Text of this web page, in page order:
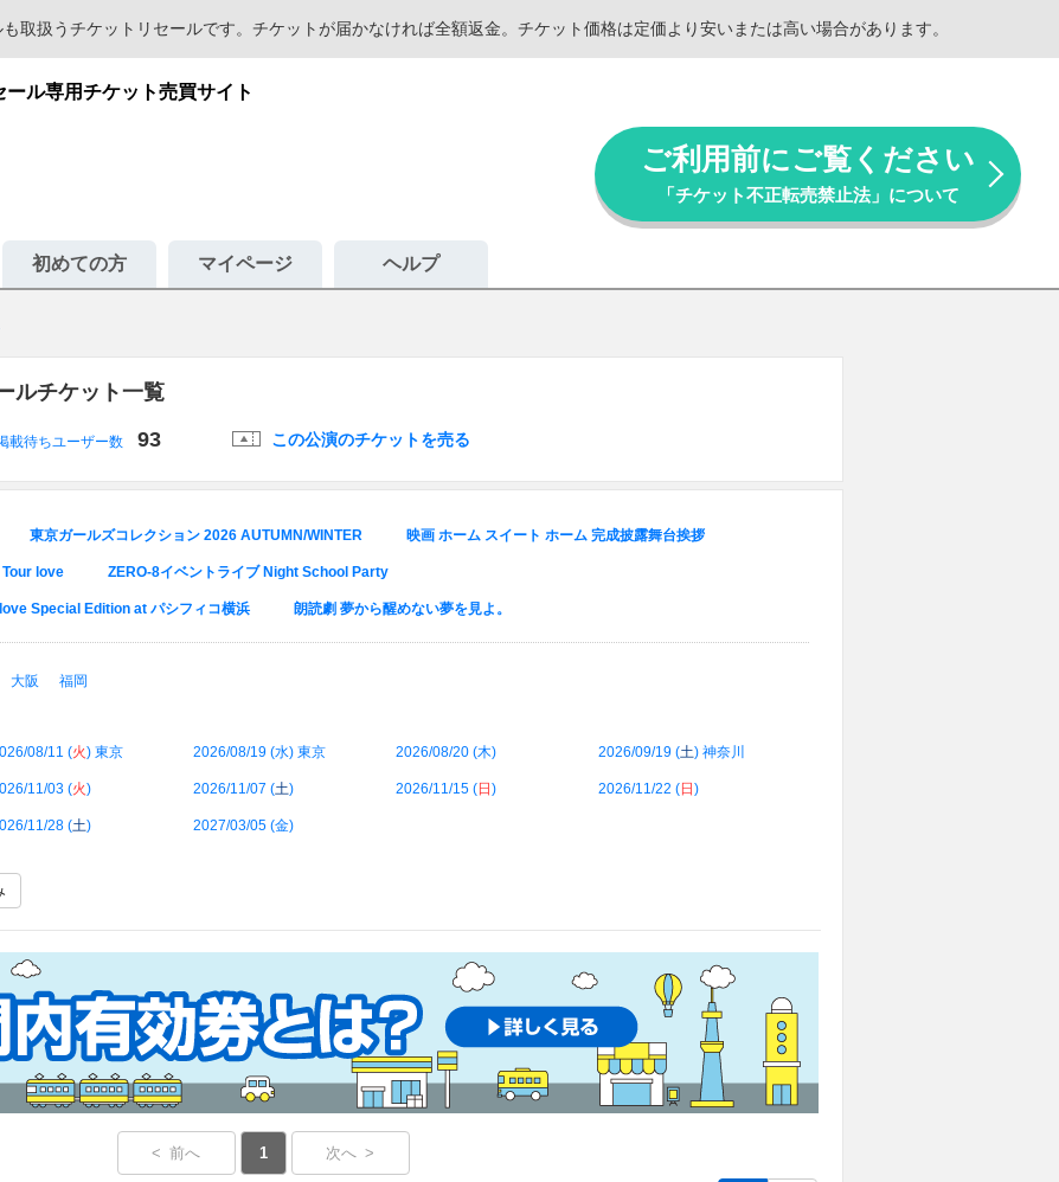
取扱うチケットリセールです。チケットが届かなければ全額返金。チケット価格は定価より安いまたは高い場合があります。
ル専用チケット売買サイト
ご利用前にご覧ください
「チケット不正転売禁止法」について
初めての方 マイページ ヘルプ
ルチケット一覧
載待ちユーザー数 93 この公演のチケットを売る
東京ガールズコレクション 2026 AUTUMN/WINTER 映画 ホーム スイート ホーム 完成披露舞台挨拶
Tour love ZERO-8イベントライブ Night School Party
Special Edition at パシフィコ横浜 朗読劇 夢から醒めない夢を見よ。
大阪 福岡
08/11 (火) 東京 2026/08/19 (水) 東京 2026/08/20 (木) 2026/09/19 (土) 神奈川
11/03 (火) 2026/11/07 (土) 2026/11/15 (日 ) 2026/11/22 (日 )
11/28 (土) 2027/03/05 (金)
< 前へ 1 次へ >